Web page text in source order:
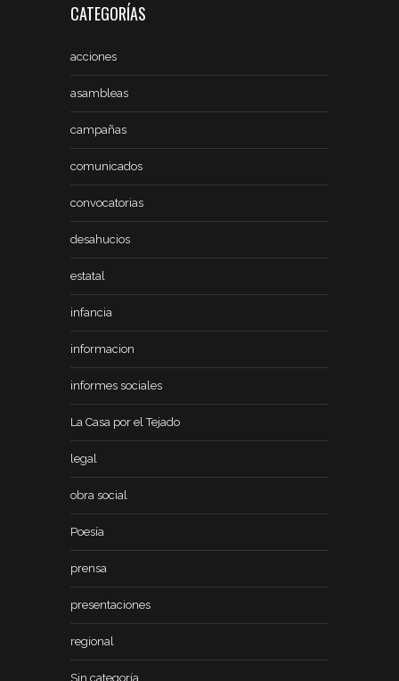
CATEGORÍAS
acciones
asambleas
campañas
comunicados
convocatorias
desahucios
estatal
infancia
informacion
informes sociales
La Casa por el Tejado
legal
obra social
Poesía
prensa
presentaciones
regional
Sin categoría